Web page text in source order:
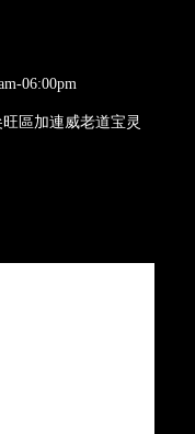
06:00pm
區加連威老道宝灵